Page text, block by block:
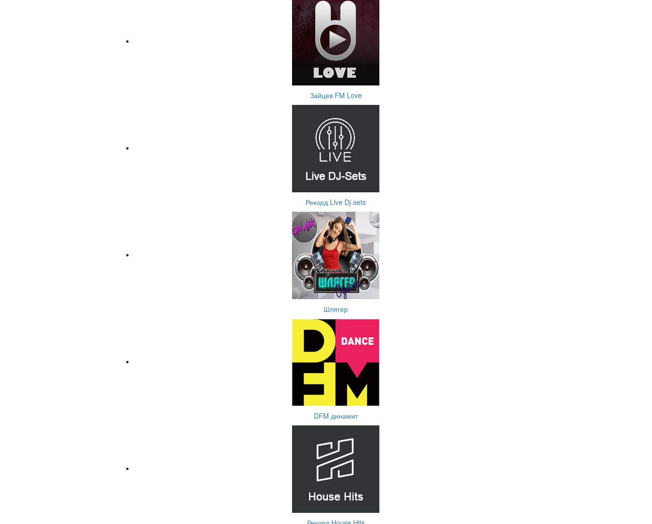
Зайцев FM Love
Рекорд Live Dj-sets
Шлягер
DFM динамит